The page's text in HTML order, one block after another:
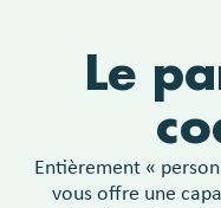
Le
Entièrement «
vous offre une